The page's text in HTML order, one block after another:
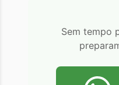
Sem tempo